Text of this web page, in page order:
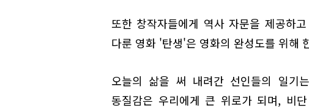
또한 창작자들에게 역사 자문을 제공하
다룬 영화 '탄생'은 영화의 완성도를 위해
오늘의 삶을 써 내려간 선인들의 일기
동질감은 우리에게 큰 위로가 되며, 비